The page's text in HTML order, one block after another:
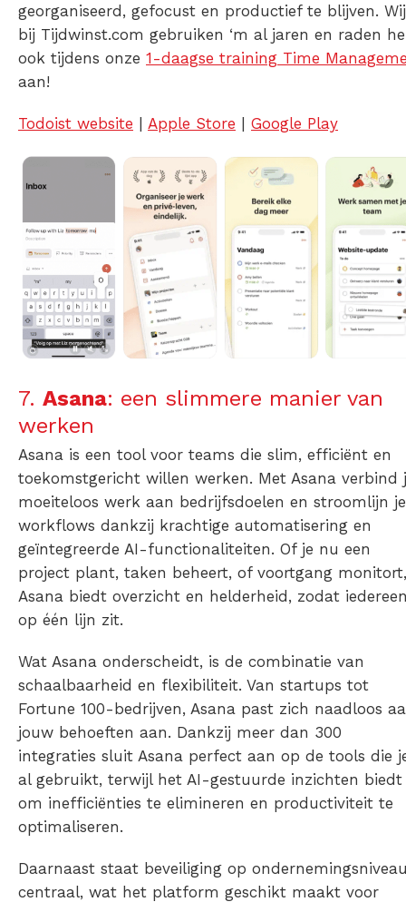
georganiseerd, gefocust en productief te blijven. Wij
bij Tijdwinst.com gebruiken ‘m al jaren en raden
ook tijdens onze 1-daagse training Time
aan!
Todoist website | Apple Store | Google Play
7. Asana: een slimmere manier van
werken
Asana is een tool voor teams die slim, efficiënt en
toekomstgericht willen werken. Met Asana verbind
moeiteloos werk aan bedrijfsdoelen en stroomlijn je
workflows dankzij krachtige automatisering en
geïntegreerde AI-functionaliteiten. Of je nu een
project plant, taken beheert, of voortgang monitort,
Asana biedt overzicht en helderheid, zodat
op één lijn zit.
Wat Asana onderscheidt, is de combinatie van
schaalbaarheid en flexibiliteit. Van startups tot
Fortune 100-bedrijven, Asana past zich naadloos
jouw behoeften aan. Dankzij meer dan 300
integraties sluit Asana perfect aan op de tools die
al gebruikt, terwijl het AI-gestuurde inzichten biedt
om inefficiënties te elimineren en productiviteit te
optimaliseren.
Daarnaast staat beveiliging op
centraal, wat het platform geschikt maakt voor